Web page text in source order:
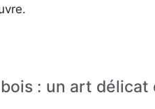
: un art délicat